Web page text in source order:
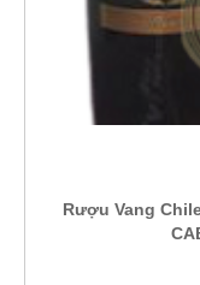
Rượu Vang